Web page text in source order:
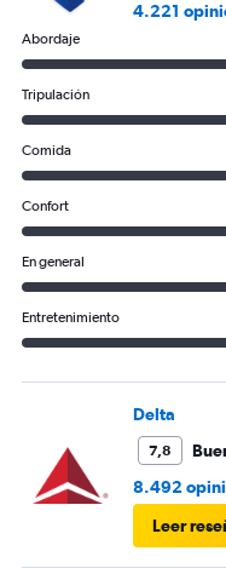
4.221
Abordaje
Tripulación
Comida
Confort
En general
Entretenimiento
Delta
7,8
8.492
Leer